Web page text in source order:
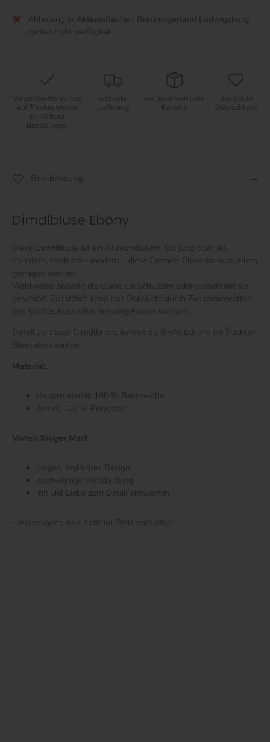
Abholung in Aktionsfläche / Breuningerland Ludwigsburg
zurzeit nicht verfügbar
Versandkostenrabatt
auf Trachtenmode
ab 70 Euro
Bestellwert.
schnelle
Lieferung
weiterverwendete
Kartons
designt in
Deutschland
Beschreibung
Dirndlbluse Ebony
Diese Dirndlbluse ist ein Allroundtalent. Ob jung oder alt,
klassisch, frech oder modern - diese Carmen-Bluse kann zu allem
getragen werden.
Wahlweise bedeckt die Bluse die Schultern oder präsentiert sie
geschickt. Zusätzlich kann das Dekolleté durch Zusammenraffen
des Stoffes besonders hervorgehoben werden.
Dirndl zu dieser Dirndlbluse, kannst du direkt bei uns im Trachten
Shop dazu kaufen.
Material:
Hauptmaterial: 100 % Baumwolle
Ärmel: 100 % Polyester
Vorteil Krüger Madl
junges, stylisches Design
hochwertige Verarbeitung
mit viel Liebe zum Detail entworfen
– Accessoires sind nicht im Preis enthalten –